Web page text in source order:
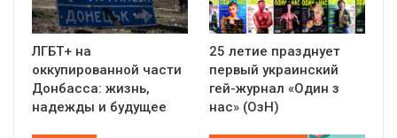
ЛГБТ+ на
оккупированной части
Донбасса: жизнь,
надежды и будущее
25 летие празднует
первый украинский
гей-журнал «Один з
нас» (ОзН)